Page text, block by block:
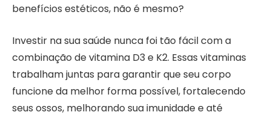
benefícios estéticos, não é mesmo?
Investir na sua saúde nunca foi tão fácil com a
combinação de vitamina D3 e K2. Essas vitaminas
trabalham juntas para garantir que seu corpo
funcione da melhor forma possível, fortalecendo
seus ossos, melhorando sua imunidade e até